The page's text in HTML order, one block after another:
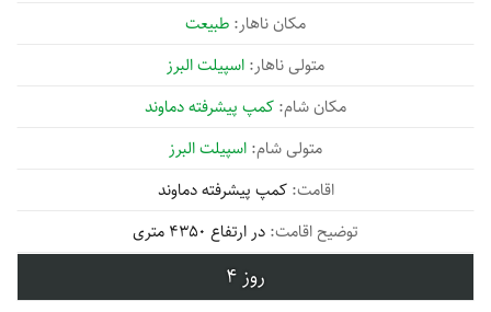
طبیعت
اسپیلت البرز
کمپ پیشرفته دماوند
اسپیلت البرز
کمپ پیشرفته دماوند
در ارتفاع 4350 متری
4